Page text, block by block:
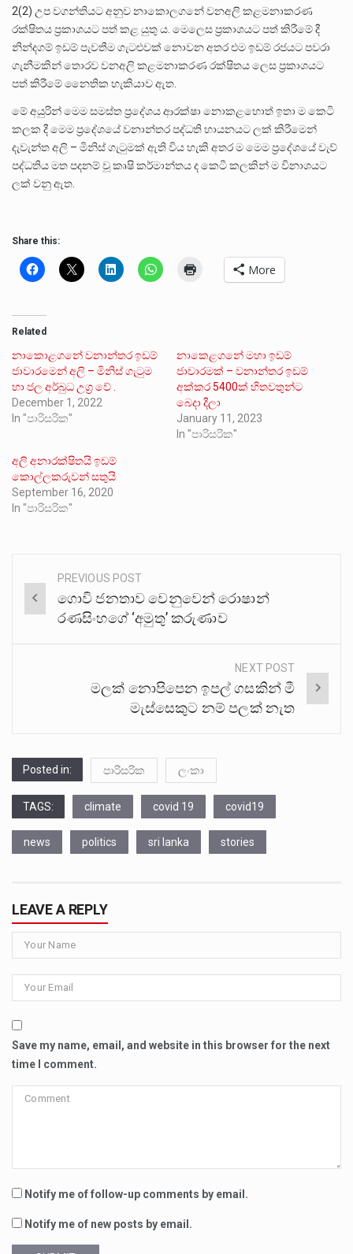
2(2) උප වගන්තියට අනුව නාකොලගනේ වනඅලි කළමනාකරණ
රක්ෂිතය ප්‍රකාශයට පත් කළ යුතු ය. මෙලෙස ප්‍රකාශයට පත් කිරීමේ දී
නින්දගම් ඉඩම් පැවතීම ගැටළුවක් නොවන අතර එම ඉඩම් රජයට පවරා
ගැනීමකින් තොරව වනඅලි කළමනාකරණ රක්ෂිතය ලෙස ප්‍රකාශයට
පත් කිරීමේ නෛතික හැකියාව ඇත.
මේ අයුරින් මෙම සමස්ත ප්‍රදේශය ආරක්ෂා නොකළහොත් ඉතා ම කෙටි
කලක දී මෙම ප්‍රදේශයේ වනාන්තර පද්ධති හායනයට ලක් කිරීමෙන්
දැවැන්ත අලි – මිනිස් ගැටුමක් ඇති විය හැකි අතර ම මෙම ප්‍රදේශයේ වැව්
පද්ධතිය මත පදනම් වූ කෘෂි කර්මාන්තය ද කෙටි කලකින් ම විනාශයට
ලක් වනු ඇත.
Share this:
More
Related
නාකොළගනේ වනාන්තර ඉඩම්
ජාවාරමෙන් අලි – මිනිස් ගැටුම
හා ජල අර්බුධ උග්‍ර වේ .
December 1, 2022
In "පාරිසරික"
නාකෙළගනේ මහා ඉඩම්
ජාවාරමක් – වනාන්තර ඉඩම්
අක්කර 5400ක් හිතවතුන්ට
බෙදා දීලා
January 11, 2023
In "පාරිසරික"
අලි අනාරක්ෂිතයි ඉඩම්
කොල්ලකරුවන් සතුයි
September 16, 2020
In "පාරිසරික"
Post
navigation
PREVIOUS POST
ගොවි ජනතාව වෙනුවෙන් රොෂාන්
රණසිංහගේ ‘අමුතු’ කරුණාව
NEXT POST
මලක් නොපිපෙන ඉපල් ගසකින් මී
මැස්සෙකුට නම් පලක් නැත
Posted in: පාරිසරික ලංකා
TAGS: climate covid 19 covid19
news politics sri lanka stories
LEAVE A REPLY
Save my name, email, and website in this browser for the next
time I comment.
Notify me of follow-up comments by email.
Notify me of new posts by email.